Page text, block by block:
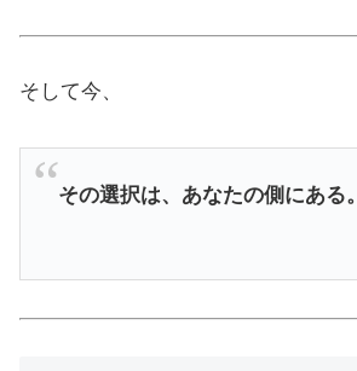
そして今、
その選択は、あなたの側にある。